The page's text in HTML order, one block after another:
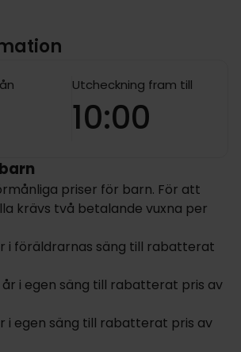
Utcheckning fram till
10:00
priser för barn. För att
krävs två betalande vuxna per
i föräldrarnas säng till rabatterat
år i egen säng till rabatterat pris av
i egen säng till rabatterat pris av